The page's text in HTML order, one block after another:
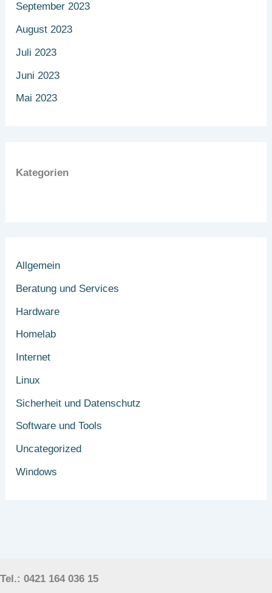
September 2023
August 2023
Juli 2023
Juni 2023
Mai 2023
Kategorien
Allgemein
Beratung und Services
Hardware
Homelab
Internet
Linux
Sicherheit und Datenschutz
Software und Tools
Uncategorized
Windows
Tel.: 0421 164 036 15